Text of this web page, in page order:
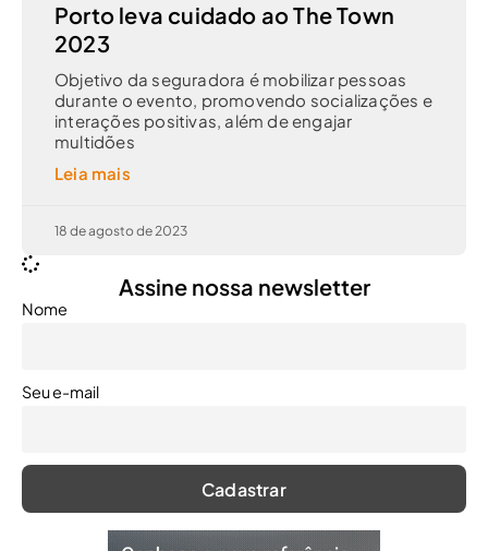
Porto leva cuidado ao The Town
2023
Objetivo da seguradora é mobilizar pessoas
durante o evento, promovendo socializações e
interações positivas, além de engajar
multidões
Leia mais
18 de agosto de 2023
Assine nossa newsletter
Nome
Seu e-mail